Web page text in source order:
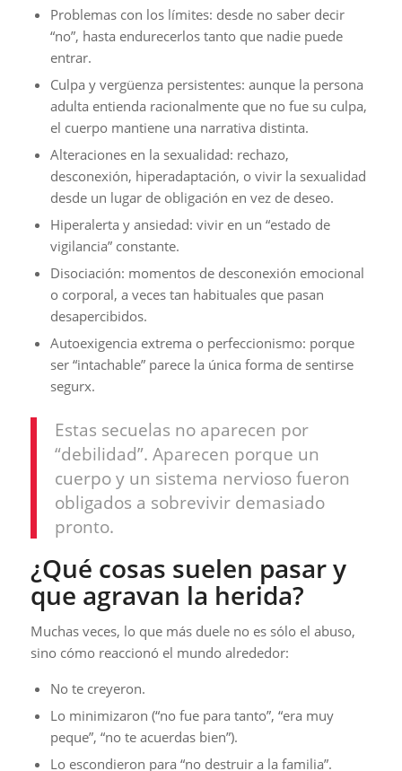
Problemas con los límites: desde no saber decir
“no”, hasta endurecerlos tanto que nadie puede
entrar.
Culpa y vergüenza persistentes: aunque la persona
adulta entienda racionalmente que no fue su culpa,
el cuerpo mantiene una narrativa distinta.
Alteraciones en la sexualidad: rechazo,
desconexión, hiperadaptación, o vivir la sexualidad
desde un lugar de obligación en vez de deseo.
Hiperalerta y ansiedad: vivir en un “estado de
vigilancia” constante.
Disociación: momentos de desconexión emocional
o corporal, a veces tan habituales que pasan
desapercibidos.
Autoexigencia extrema o perfeccionismo: porque
ser “intachable” parece la única forma de sentirse
segurx.
Estas secuelas no aparecen por
“debilidad”. Aparecen porque un
cuerpo y un sistema nervioso fueron
obligados a sobrevivir demasiado
pronto.
¿Qué cosas suelen pasar y
que agravan la herida?
Muchas veces, lo que más duele no es sólo el abuso,
sino cómo reaccionó el mundo alrededor:
No te creyeron.
Lo minimizaron (“no fue para tanto”, “era muy
peque”, “no te acuerdas bien”).
Lo escondieron para “no destruir a la familia”.